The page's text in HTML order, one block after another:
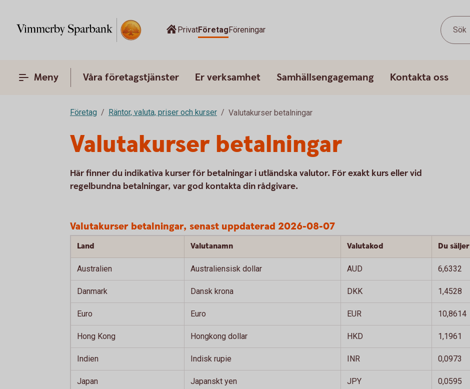
PrivatFöretagFöreningar Sök
Meny Våra företagstjänster Er verksamhet Samhällsengagemang Kontakta oss
Företag Räntor, valuta, priser och kurser Valutakurser betalningar
Valutakurser betalningar
Här finner du indikativa kurser för betalningar i utländska valutor. För exakt kurs eller vid
regelbundna betalningar, var god kontakta din rådgivare.
Valutakurser betalningar, senast uppdaterad 2026-08-07
Land Valutanamn Valutakod Du säljer
Australien Australiensisk dollar AUD 6,6332
Danmark Dansk krona DKK 1,4528
Euro Euro EUR 10,8614
Hong Kong Hongkong dollar HKD 1,1961
Indien Indisk rupie INR 0,0973
Japan Japanskt yen JPY 0,0595